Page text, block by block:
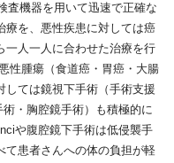
査機器を用いて迅速で正確な
療を、悪性疾患に対しては癌
一人一人に合わせた治療を行
性腫瘍（食道癌・胃癌・大腸
しては鏡視下手術（手術支援
・胸腔鏡手術）も積極的に
や腹腔鏡下手術は低侵襲手
て患者さんへの体の負担が軽